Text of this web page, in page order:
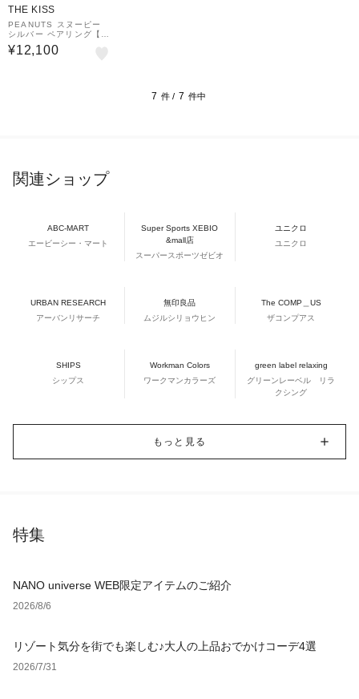
THE KISS
PEANUTS スヌーピー
シルバー ペアリング【メ
ンズ単品】
¥12,100
7 件 / 7 件中
関連ショップ
ABC-MART
エービーシー・マート
Super Sports XEBIO
&mall店
スーパースポーツゼビオ
ユニクロ
ユニクロ
URBAN RESEARCH
アーバンリサーチ
無印良品
ムジルシリョウヒン
The COMP＿US
ザコンプアス
SHIPS
シップス
Workman Colors
ワークマンカラーズ
green label relaxing
グリーンレーベル リラ
クシング
もっと見る
特集
NANO universe WEB限定アイテムのご紹介
2026/8/6
リゾート気分を街でも楽しむ♪大人の上品おでかけコーデ4選
2026/7/31